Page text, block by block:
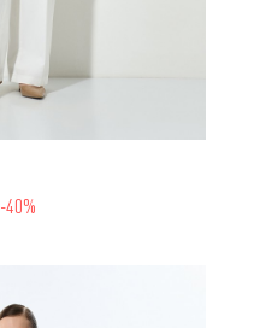
-40%